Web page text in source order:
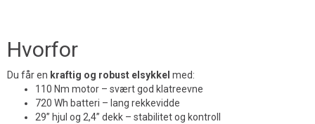
Hvorfor
Du får en kraftig og robust elsykkel med:
110 Nm motor – svært god klatreevne
720 Wh batteri – lang rekkevidde
29” hjul og 2,4” dekk – stabilitet og kontroll